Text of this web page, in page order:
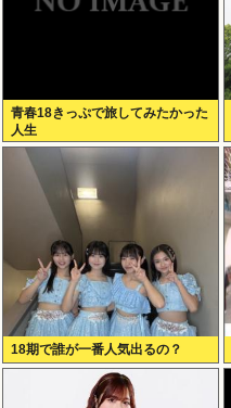
青春18きっぷで旅してみたかった
人生
18期で誰が一番人気出るの？